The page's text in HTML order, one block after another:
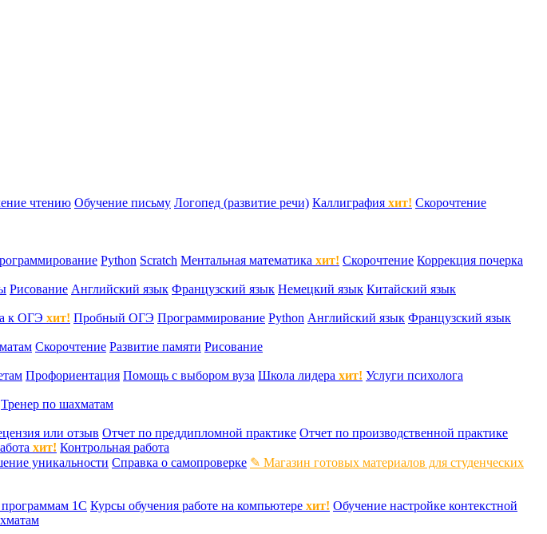
чтению Обучение письму Логопед (развитие речи) Каллиграфия хит! Скорочтение
Python Scratch Ментальная математика хит! Скорочтение Коррекция почерка
Рисование Английский язык Французский язык Немецкий язык Китайский язык
к ОГЭ хит! Пробный ОГЭ Программирование Python Английский язык Французский язык
Скорочтение Развитие памяти Рисование
Профориентация Помощь с выбором вуза Школа лидера хит! Услуги психолога
Тренер по шахматам
или отзыв Отчет по преддипломной практике Отчет по производственной практике
хит! Контрольная работа
уникальности Справка о самопроверке ✎ Магазин готовых материалов для студенческих
1С Курсы обучения работе на компьютере хит! Обучение настройке контекстной